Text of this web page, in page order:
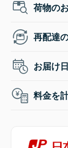
荷物の
再配達
お届け
料金を